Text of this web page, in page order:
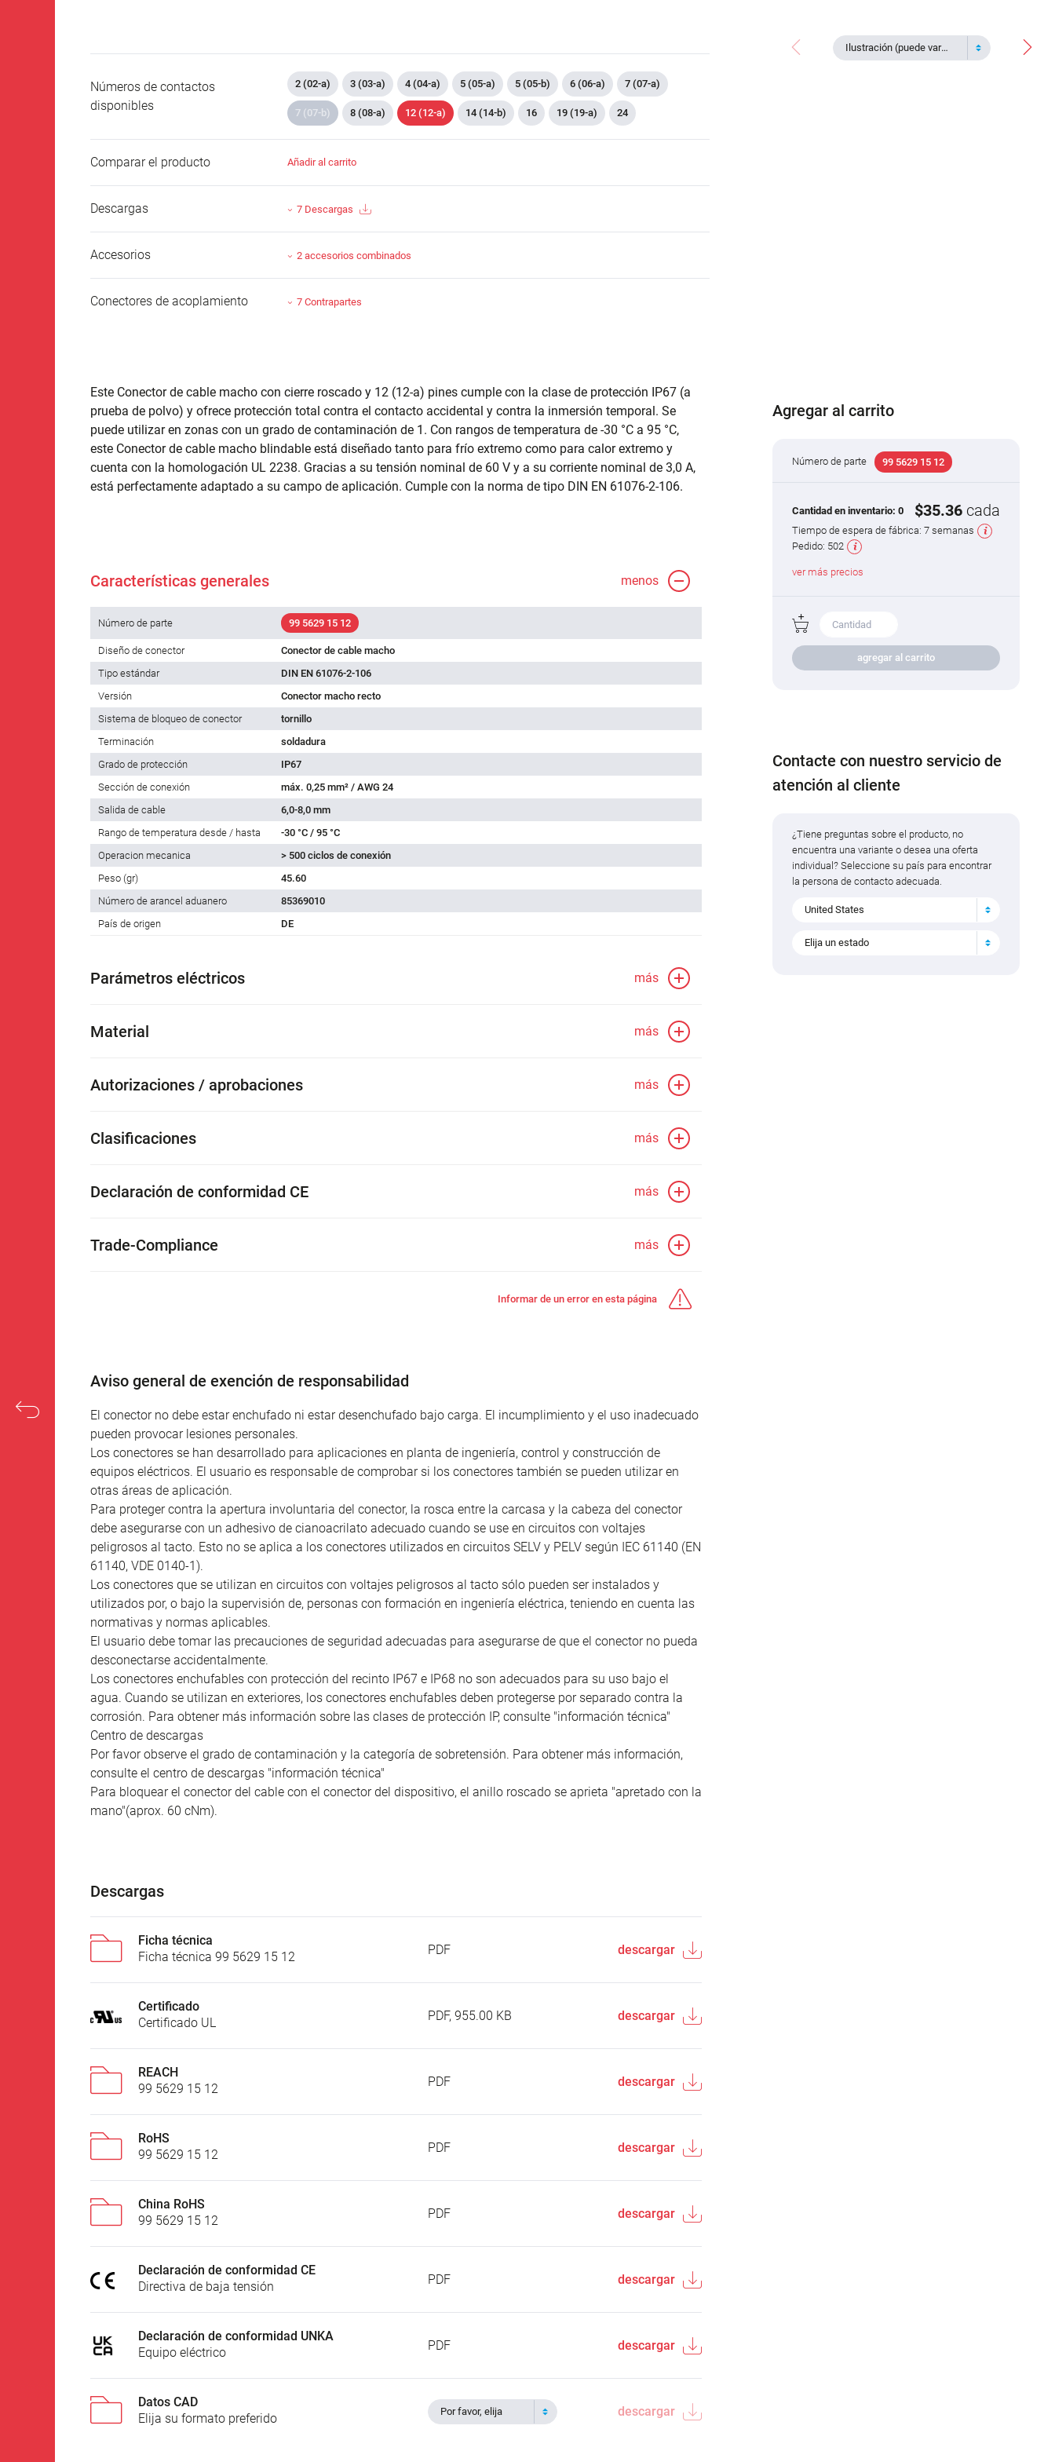
Ilustración (puede variar)
Números de contactos
disponibles
2 (02-a) 3 (03-a) 4 (04-a) 5 (05-a) 5 (05-b) 6 (06-a) 7 (07-a)
7 (07-b) 8 (08-a) 12 (12-a) 14 (14-b) 16 19 (19-a) 24
Comparar el producto Añadir al carrito
Descargas 7 Descargas
Accesorios 2 accesorios combinados
Conectores de acoplamiento 7 Contrapartes
Este Conector de cable macho con cierre roscado y 12 (12-a) pines cumple con la clase de protección IP67 (a
prueba de polvo) y ofrece protección total contra el contacto accidental y contra la inmersión temporal. Se
puede utilizar en zonas con un grado de contaminación de 1. Con rangos de temperatura de -30 °C a 95 °C,
este Conector de cable macho blindable está diseñado tanto para frío extremo como para calor extremo y
cuenta con la homologación UL 2238. Gracias a su tensión nominal de 60 V y a su corriente nominal de 3,0 A,
está perfectamente adaptado a su campo de aplicación. Cumple con la norma de tipo DIN EN 61076-2-106.
Características generales menos
Número de parte 99 5629 15 12
Diseño de conector
Conector de cable macho
Tipo estándar
DIN EN 61076-2-106
Versión
Conector macho recto
Sistema de bloqueo de conector
tornillo
Terminación
soldadura
Grado de protección
IP67
Sección de conexión
máx. 0,25 mm² / AWG 24
Salida de cable
6,0-8,0 mm
Rango de temperatura desde / hasta
-30 °C / 95 °C
Operacion mecanica
> 500 ciclos de conexión
Peso (gr)
45.60
Número de arancel aduanero
85369010
País de origen
DE
Parámetros eléctricos más
Material más
Autorizaciones / aprobaciones más
Clasificaciones más
Declaración de conformidad CE más
Trade-Compliance más
Informar de un error en esta página
Aviso general de exención de responsabilidad
El conector no debe estar enchufado ni estar desenchufado bajo carga. El incumplimiento y el uso inadecuado
pueden provocar lesiones personales.
Los conectores se han desarrollado para aplicaciones en planta de ingeniería, control y construcción de
equipos eléctricos. El usuario es responsable de comprobar si los conectores también se pueden utilizar en
otras áreas de aplicación.
Para proteger contra la apertura involuntaria del conector, la rosca entre la carcasa y la cabeza del conector
debe asegurarse con un adhesivo de cianoacrilato adecuado cuando se use en circuitos con voltajes
peligrosos al tacto. Esto no se aplica a los conectores utilizados en circuitos SELV y PELV según IEC 61140 (EN
61140, VDE 0140-1).
Los conectores que se utilizan en circuitos con voltajes peligrosos al tacto sólo pueden ser instalados y
utilizados por, o bajo la supervisión de, personas con formación en ingeniería eléctrica, teniendo en cuenta las
normativas y normas aplicables.
El usuario debe tomar las precauciones de seguridad adecuadas para asegurarse de que el conector no pueda
desconectarse accidentalmente.
Los conectores enchufables con protección del recinto IP67 e IP68 no son adecuados para su uso bajo el
agua. Cuando se utilizan en exteriores, los conectores enchufables deben protegerse por separado contra la
corrosión. Para obtener más información sobre las clases de protección IP, consulte "información técnica"
Centro de descargas
Por favor observe el grado de contaminación y la categoría de sobretensión. Para obtener más información,
consulte el centro de descargas "información técnica"
Para bloquear el conector del cable con el conector del dispositivo, el anillo roscado se aprieta "apretado con la
mano"(aprox. 60 cNm).
Descargas
Ficha técnica
Ficha técnica 99 5629 15 12
PDF descargar
Certificado
Certificado UL
PDF, 955.00 KB descargar
REACH
99 5629 15 12
PDF descargar
RoHS
99 5629 15 12
PDF descargar
China RoHS
99 5629 15 12
PDF descargar
Declaración de conformidad CE
Directiva de baja tensión
PDF descargar
Declaración de conformidad UNKA
Equipo eléctrico
PDF descargar
Datos CAD
Elija su formato preferido
Por favor, elija descargar
Agregar al carrito
Número de parte 99 5629 15 12
Cantidad en inventario:0 $35.36cada
Tiempo de espera de fábrica:7 semanas
Pedido: 502
ver más precios
agregar al carrito
Contacte con nuestro servicio de
atención al cliente
¿Tiene preguntas sobre el producto, no
encuentra una variante o desea una oferta
individual? Seleccione su país para encontrar
la persona de contacto adecuada.
United States
Elija un estado